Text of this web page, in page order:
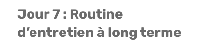
Jour 7 : Routine
d’entretien à long terme